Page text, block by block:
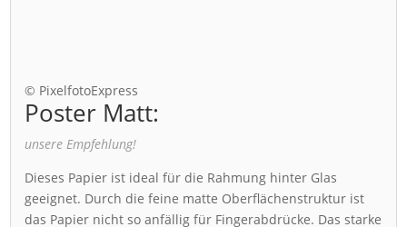
© PixelfotoExpress
Poster Matt:
unsere Empfehlung!
Dieses Papier ist ideal für die Rahmung hinter Glas
geeignet. Durch die feine matte Oberflächenstruktur ist
das Papier nicht so anfällig für Fingerabdrücke. Das starke